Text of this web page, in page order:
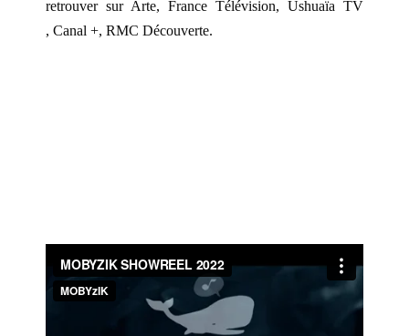
retrouver sur Arte, France Télévision, Ushuaïa TV
, Canal +, RMC Découverte.